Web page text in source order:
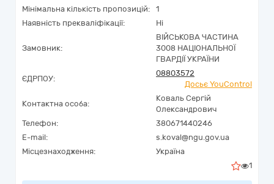
Мінімальна кількість пропозицій:
1
Наявність прекваліфікації:
Ні
Замовник:
ВІЙСЬКОВА ЧАСТИНА
3008 НАЦІОНАЛЬНОЇ
ГВАРДІЇ УКРАЇНИ
ЄДРПОУ:
08803572
Досьє YouControl
Контактна особа:
Коваль Сергій
Олександрович
Телефон:
380671440246
E-mail:
s.koval@ngu.gov.ua
Місцезнаходження:
Україна
1